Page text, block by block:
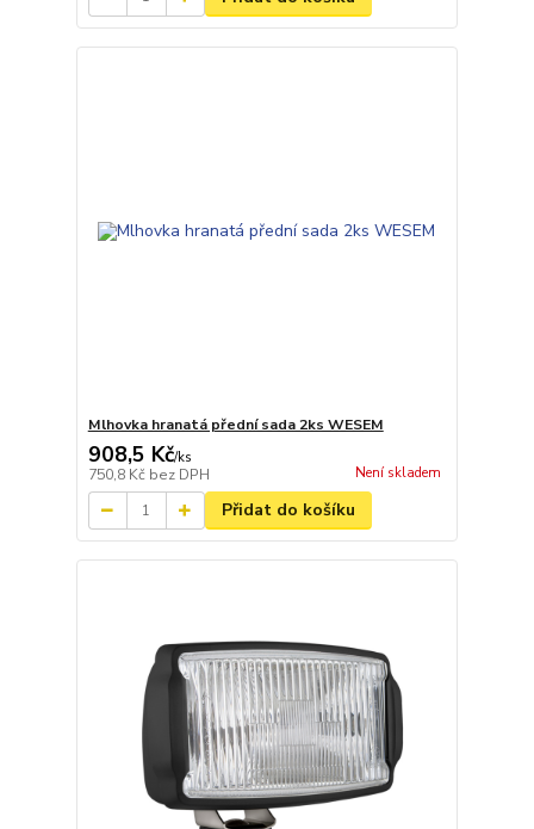
Mlhovka hranatá přední sada 2ks WESEM
908,5 Kč/ks
750,8 Kč bez DPH Není skladem
Přidat do košíku